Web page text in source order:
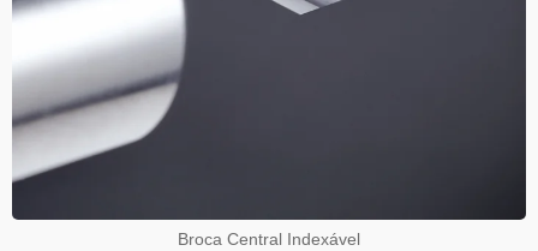
Broca Central Indexável